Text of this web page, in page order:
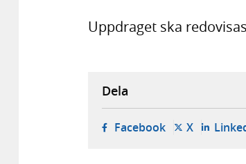
Uppdraget ska
Dela
Facebook- öppnas i ny
X- öppnas